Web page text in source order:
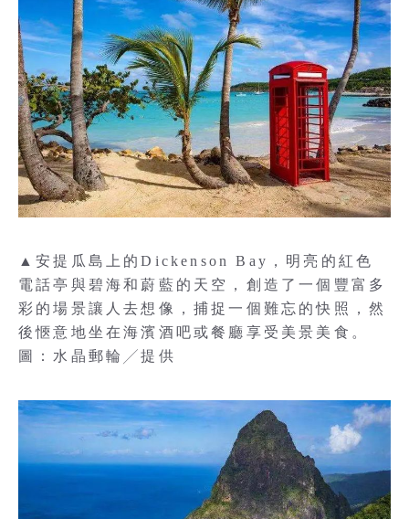
▲安提瓜島上的Dickenson Bay，明亮的紅色
電話亭與碧海和蔚藍的天空，創造了一個豐富多
彩的場景讓人去想像，捕捉一個難忘的快照，然
後愜意地坐在海濱酒吧或餐廳享受美景美食。
圖：水晶郵輪╱提供